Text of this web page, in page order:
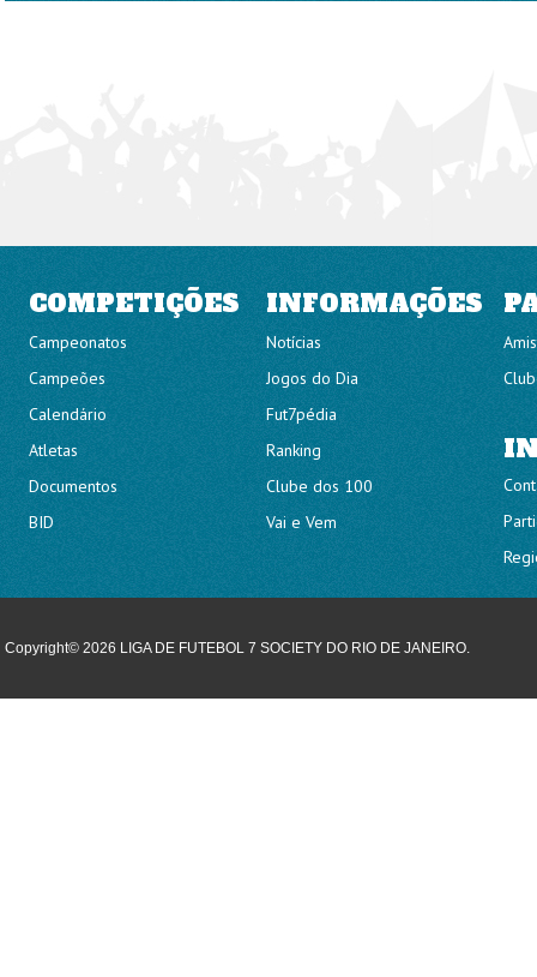
COMPETIÇÕES INFORMAÇÕES
Campeonatos
Campeões
Calendário
Atletas
Documentos
BID
Notícias
Jogos do Dia
Fut7pédia
Ranking
Clube dos 100
Vai e Vem
Copyright© 2026 LIGA DE FUTEBOL 7 SOCIETY DO RIO DE JANEIRO.